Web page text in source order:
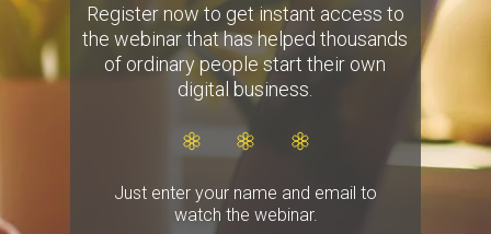
Just enter your name and email to
watch the webinar.
Register now to get instant access to
the webinar that has helped thousands
of ordinary people start their own
digital business.